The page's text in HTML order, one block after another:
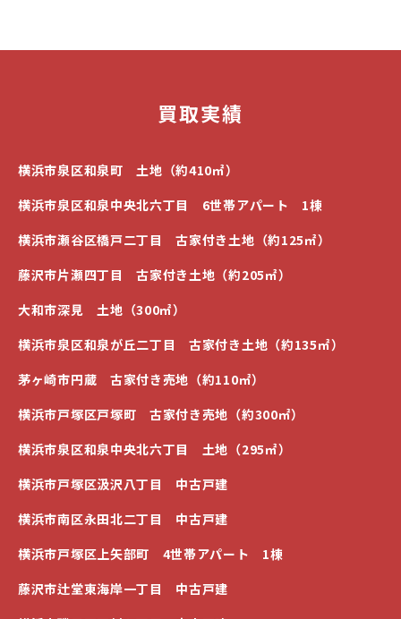
買取実績
横浜市泉区和泉町 土地（約410㎡）
横浜市泉区和泉中央北六丁目 6世帯アパート 1棟
横浜市瀬谷区橋戸二丁目 古家付き土地（約125㎡）
藤沢市片瀬四丁目 古家付き土地（約205㎡）
大和市深見 土地（300㎡）
横浜市泉区和泉が丘二丁目 古家付き土地（約135㎡）
茅ヶ崎市円蔵 古家付き売地（約110㎡）
横浜市戸塚区戸塚町 古家付き売地（約300㎡）
横浜市泉区和泉中央北六丁目 土地（295㎡）
横浜市戸塚区汲沢八丁目 中古戸建
横浜市南区永田北二丁目 中古戸建
横浜市戸塚区上矢部町 4世帯アパート 1棟
藤沢市辻堂東海岸一丁目 中古戸建